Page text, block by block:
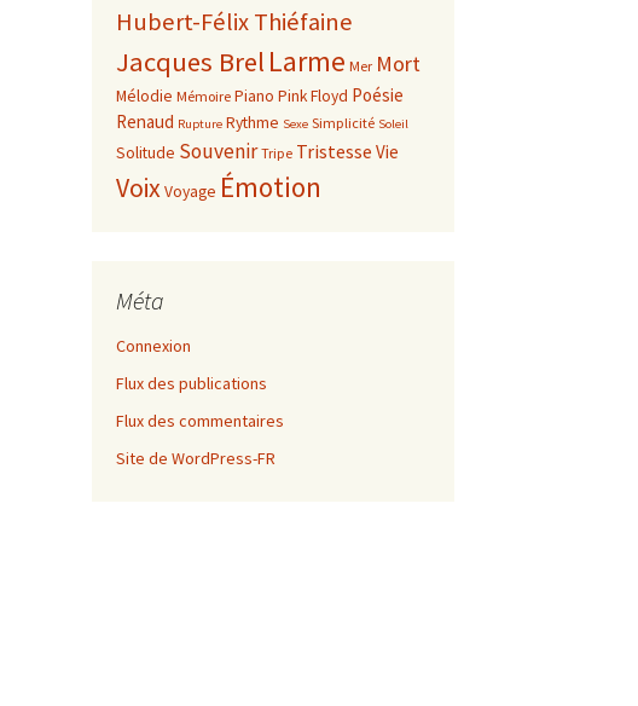
Hubert-Félix Thiéfaine
Jacques Brel Larme Mer Mort
Mélodie Mémoire Piano Pink Floyd Poésie
Renaud Rupture Rythme Sexe Simplicité Soleil
Solitude Souvenir Tripe Tristesse Vie
VoixVoyage Émotion
Méta
Connexion
Flux des publications
Flux des commentaires
Site de WordPress-FR